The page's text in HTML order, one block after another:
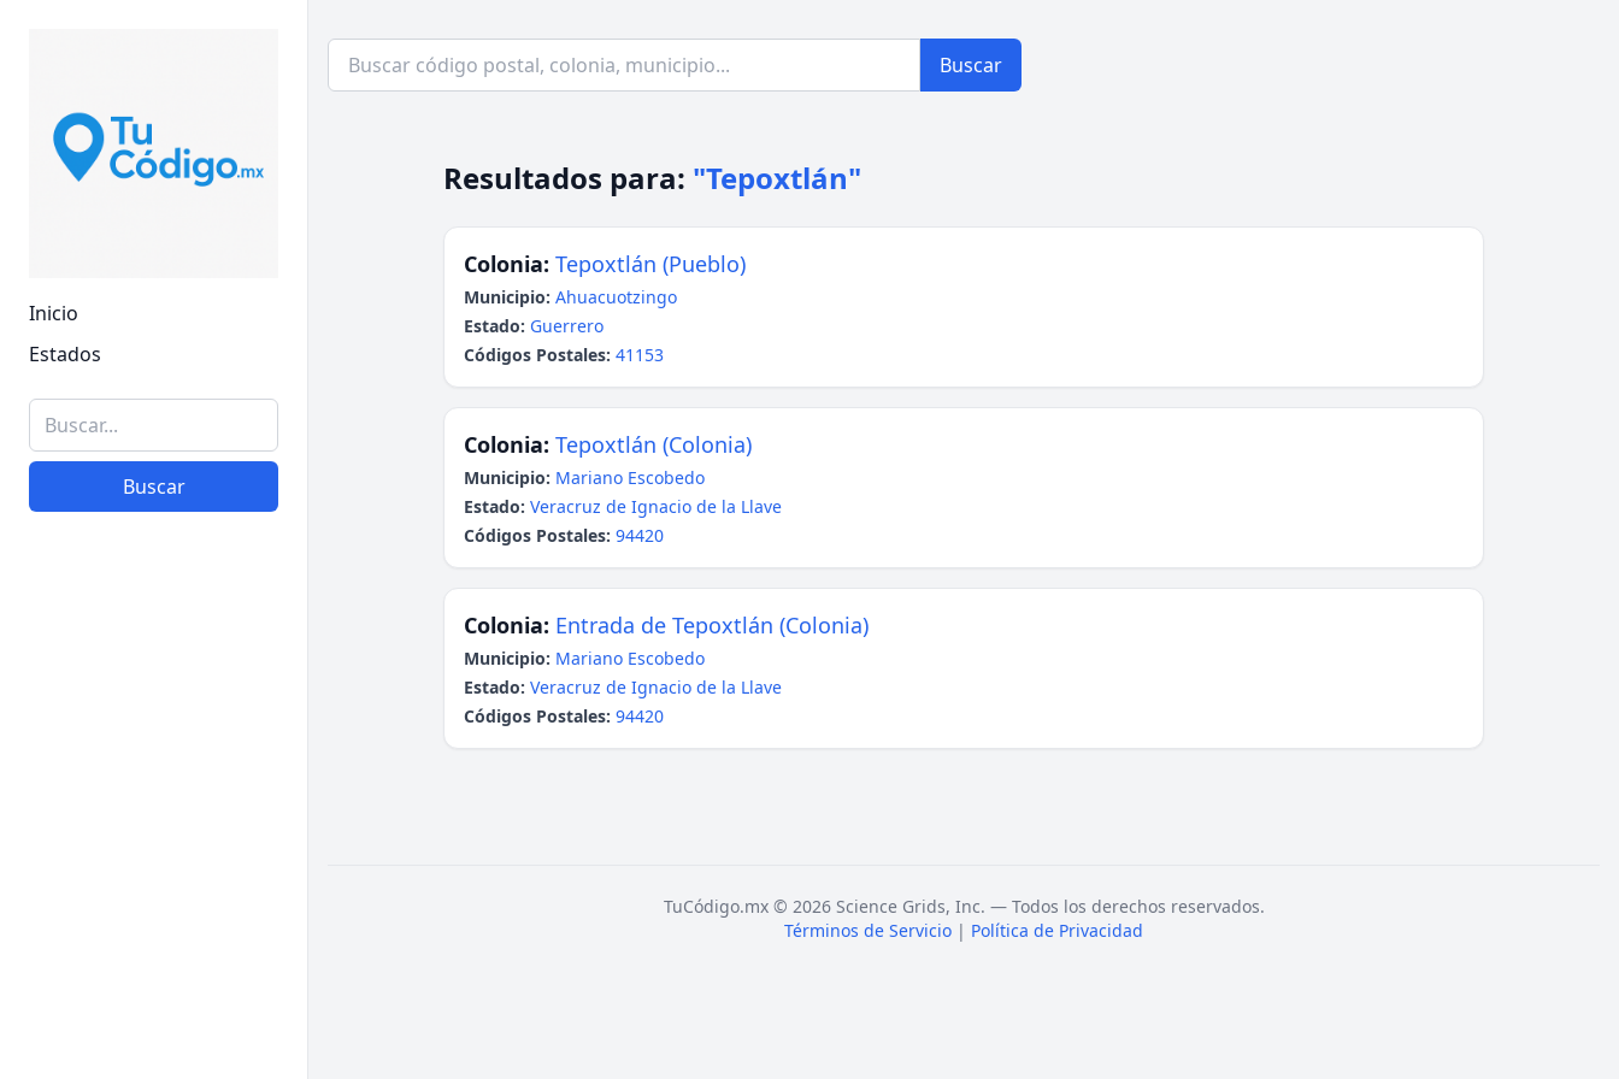
Inicio
Estados
Buscar
Buscar
Resultados para: "Tepoxtlán"
Colonia: Tepoxtlán (Pueblo)
Municipio: Ahuacuotzingo
Estado: Guerrero
Códigos Postales: 41153
Colonia: Tepoxtlán (Colonia)
Municipio: Mariano Escobedo
Estado: Veracruz de Ignacio de la Llave
Códigos Postales: 94420
Colonia: Entrada de Tepoxtlán (Colonia)
Municipio: Mariano Escobedo
Estado: Veracruz de Ignacio de la Llave
Códigos Postales: 94420
TuCódigo.mx © 2026 Science Grids, Inc. — Todos los derechos reservados.
Términos de Servicio | Política de Privacidad